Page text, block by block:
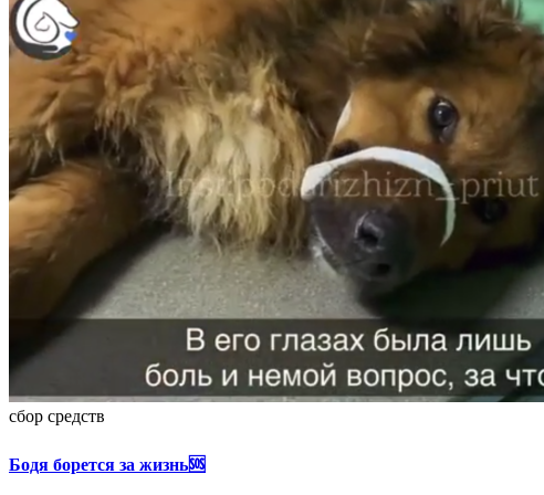
сбор средств
Бодя борется за жизнь🆘